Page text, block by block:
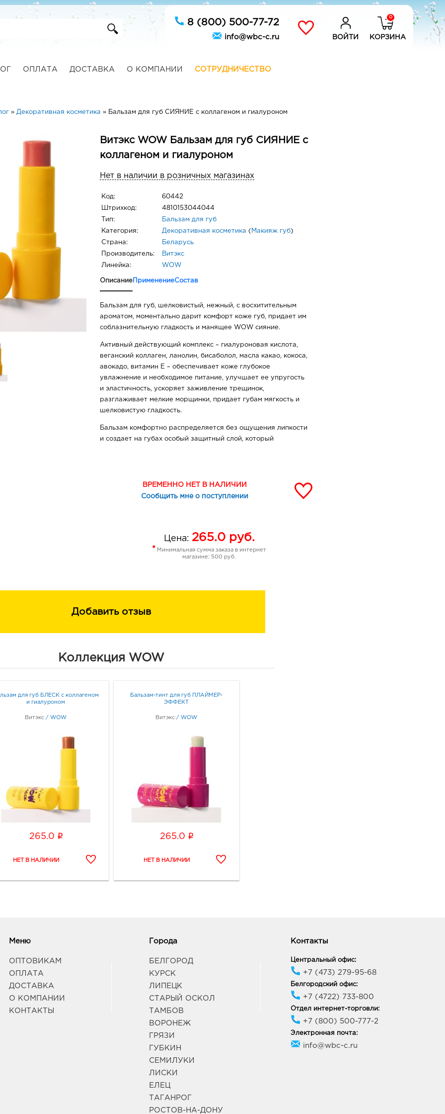
8 (800) 500-77-72
info@wbc-c.ru ВОЙТИ
0
КОРЗИНА
ОПЛАТА ДОСТАВКА О КОМПАНИИ СОТРУДНИЧЕСТВО
» Декоративная косметика » Бальзам для губ СИЯНИЕ с коллагеном и гиалуроном
Витэкс WOW Бальзам для губ СИЯНИЕ с
коллагеном и гиалуроном
Нет в наличии в розничных магазинах
Код: 60442
Штрихкод: 4810153044044
Тип: Бальзам для губ
Категория: Декоративная косметика ( Макияж губ)
Страна: Беларусь
Производитель: Витэкс
Линейка: WOW
Описание ПрименениеСостав
Бальзам для губ, шелковистый, нежный, с восхитительным
ароматом, моментально дарит комфорт коже губ, придает им
соблазнительную гладкость и манящее WOW сияние.
Активный действующий комплекс – гиалуроновая кислота,
веганский коллаген, ланолин, бисаболол, масла какао, кокоса,
авокадо, витамин Е – обеспечивает коже глубокое
увлажнение и необходимое питание, улучшает ее упругость
и эластичность, ускоряет заживление трещинок,
разглаживает мелкие морщинки, придает губам мягкость и
шелковистую гладкость.
Бальзам комфортно распределяется без ощущения липкости
и создает на губах особый защитный слой, который
ВРЕМЕННО НЕТ В НАЛИЧИИ
Сообщить мне о поступлении
Цена: 265.0руб.
* Минимальная сумма заказа в интернет
магазине: 500 руб.
Добавить отзыв
Коллекция WOW
для губ БЛЕСК с коллагеном
и гиалуроном
Витэкс / WOW
265.0 i
Бальзам-тинт для губ ПЛАЙМЕР-
ЭФФЕКТ
Витэкс / WOW
265.0 i
Меню
ОПТОВИКАМ
ОПЛАТА
ДОСТАВКА
О КОМПАНИИ
КОНТАКТЫ
Города
БЕЛГОРОД
КУРСК
ЛИПЕЦК
СТАРЫЙ ОСКОЛ
ТАМБОВ
ВОРОНЕЖ
ГРЯЗИ
ГУБКИН
СЕМИЛУКИ
ЛИСКИ
ЕЛЕЦ
ТАГАНРОГ
РОСТОВ-НА-ДОНУ
Контакты
Центральный офис:
+7 (473) 279-95-68
Белгородский офис:
+7 (4722) 733-800
Отдел интернет-торговли:
+7 (800) 500-777-2
Электронная почта:
info@wbc-c.ru